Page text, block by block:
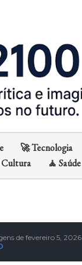
🚀 Tecnologia
Cultura 🧘 Saúde
de fevereiro 5, 2026